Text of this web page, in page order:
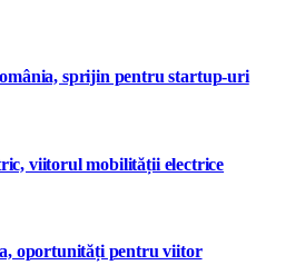
sprijin pentru startup-uri
viitorul mobilității electrice
oportunități pentru viitor